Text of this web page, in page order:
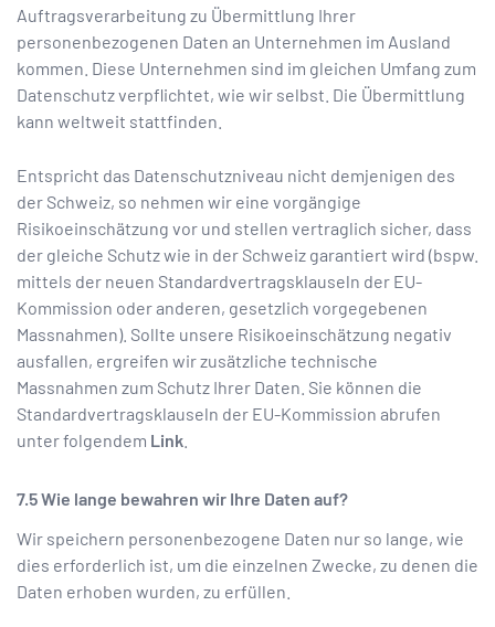
Auftragsverarbeitung zu Übermittlung Ihrer
personenbezogenen Daten an Unternehmen im Ausland
kommen. Diese Unternehmen sind im gleichen Umfang zum
Datenschutz verpflichtet, wie wir selbst. Die Übermittlung
kann weltweit stattfinden.
Entspricht das Datenschutzniveau nicht demjenigen des
der Schweiz, so nehmen wir eine vorgängige
Risikoeinschätzung vor und stellen vertraglich sicher, dass
der gleiche Schutz wie in der Schweiz garantiert wird (bspw.
mittels der neuen Standardvertragsklauseln der EU-
Kommission oder anderen, gesetzlich vorgegebenen
Massnahmen). Sollte unsere Risikoeinschätzung negativ
ausfallen, ergreifen wir zusätzliche technische
Massnahmen zum Schutz Ihrer Daten. Sie können die
Standardvertragsklauseln der EU-Kommission abrufen
unter folgendem Link
Wie lange bewahren wir Ihre Daten auf?
Wir speichern personenbezogene Daten nur so lange, wie
dies erforderlich ist, um die einzelnen Zwecke, zu denen die
Daten erhoben wurden, zu erfüllen.